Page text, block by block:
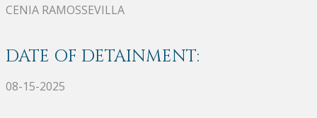
CENIA RAMOSSEVILLA
DATE OF DETAINMENT:
08-15-2025